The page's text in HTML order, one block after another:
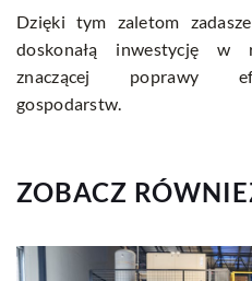
Dzięki tym zaletom
doskonałą inwestycję w
znaczącej poprawy
gospodarstw.
ZOBACZ